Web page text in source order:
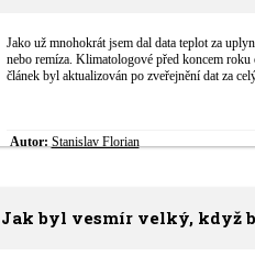
Jako už mnohokrát jsem dal data teplot za
nebo remíza. Klimatologové před koncem roku
článek byl aktualizován po zveřejnění dat za
Autor: Stanislav Florian
Jak byl vesmír velký, když